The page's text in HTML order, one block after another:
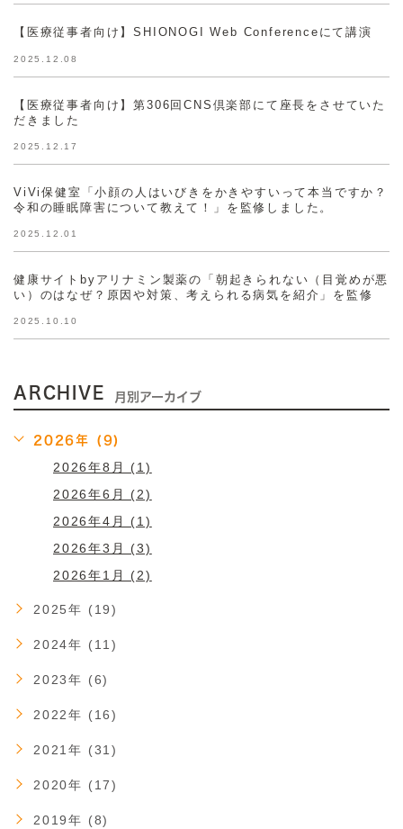
【医療従事者向け】SHIONOGI Web Conferenceにて講演
2025.12.08
【医療従事者向け】第306回CNS倶楽部にて座長をさせていた
だきました
2025.12.17
ViVi保健室「小顔の人はいびきをかきやすいって本当ですか？
令和の睡眠障害について教えて！」を監修しました。
2025.12.01
健康サイトbyアリナミン製薬の「朝起きられない（目覚めが悪
い）のはなぜ？原因や対策、考えられる病気を紹介」を監修
2025.10.10
ARCHIVE 月別アーカイブ
2026年 (9)
2026年8月 (1)
2026年6月 (2)
2026年4月 (1)
2026年3月 (3)
2026年1月 (2)
2025年 (19)
2024年 (11)
2023年 (6)
2022年 (16)
2021年 (31)
2020年 (17)
2019年 (8)